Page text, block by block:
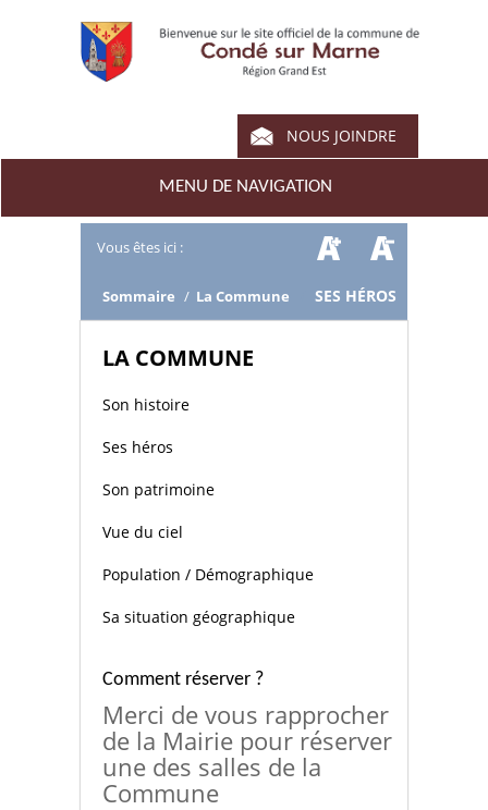
NOUS JOINDRE
MENU DE NAVIGATION
Vous êtes ici :
Sommaire / La Commune SES HÉROS
LA COMMUNE
Son histoire
Ses héros
Son patrimoine
Vue du ciel
Population / Démographique
Sa situation géographique
Comment réserver ?
Merci de vous rapprocher
de la Mairie pour réserver
une des salles de la
Commune